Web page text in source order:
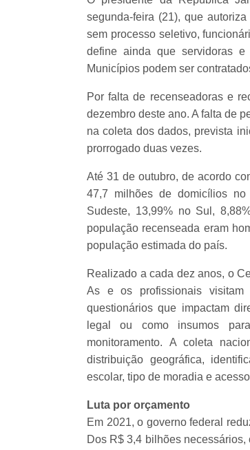
segunda-feira (21), que
sem processo seletivo,
define ainda que servidoras e
Municípios podem ser
Por falta de recenseadoras e
dezembro deste ano. A falta de
na coleta dos dados, prevista
prorrogado duas vezes.
Até 31 de outubro, de acordo
47,7 milhões de domicílios
Sudeste, 13,99% no Sul,
população recenseada eram
população estimada do país.
Realizado a cada dez anos, o
As e os profissionais
questionários que impactam
legal ou como insumos
monitoramento.A coleta
distribuição geográfica,
escolar, tipo de moradia e
Luta por orçamento
Em 2021, o governo federal
Dos R$ 3,4 bilhões